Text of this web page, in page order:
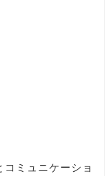
ミュニケーショ